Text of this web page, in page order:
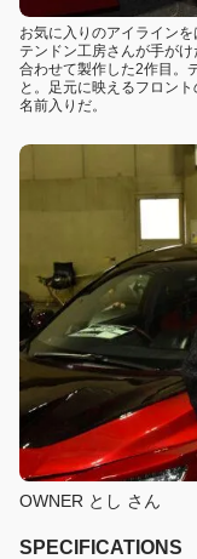
お気に入りのアイライン
テンドン工房さんが手が
合わせて製作した2作目。
と。足元に映えるフロン
名前入りだ。
OWNER とし さん
SPECIFICATIONS